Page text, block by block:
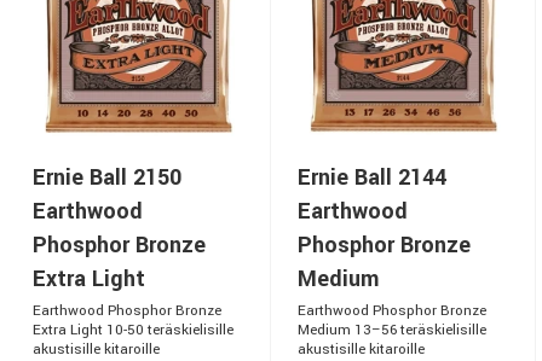
Ernie Ball 2150
Earthwood
Phosphor Bronze
Extra Light
Earthwood Phosphor Bronze
Extra Light 10-50 teräskielisille
akustisille kitaroille
Ernie Ball 2144
Earthwood
Phosphor Bronze
Medium
Earthwood Phosphor Bronze
Medium 13–56 teräskielisille
akustisille kitaroille